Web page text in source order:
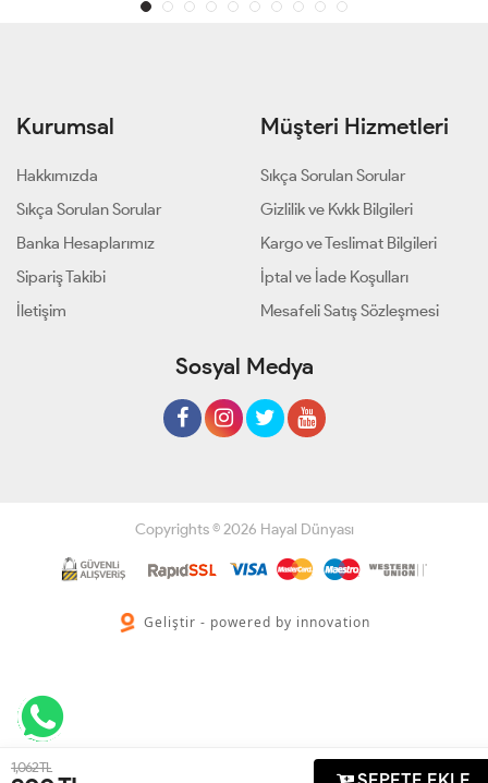
1,062 TL
Kurumsal
Hakkımızda
Sıkça Sorulan Sorular
Banka Hesaplarımız
Sipariş Takibi
İletişim
Müşteri Hizmetleri
Sıkça Sorulan Sorular
Gizlilik ve Kvkk Bilgileri
Kargo ve Teslimat Bilgileri
İptal ve İade Koşulları
Mesafeli Satış Sözleşmesi
Sosyal Medya
Copyrights © 2026 Hayal Dünyası
Geliştir - powered by innovation